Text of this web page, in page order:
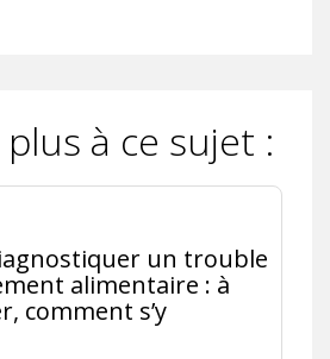
à ce sujet :
un trouble
alimentaire : à
comment s’y